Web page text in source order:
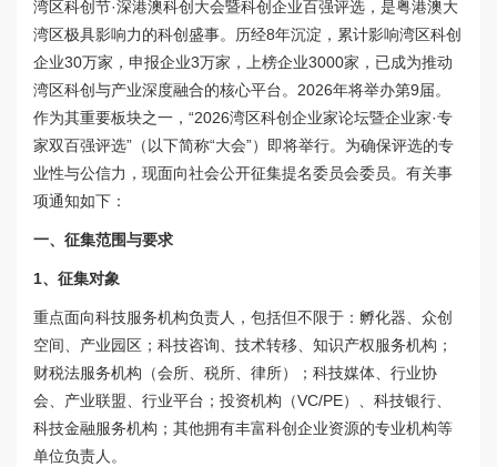
湾区科创节·深港澳科创大会暨科创企业百强评选，是粤港澳大
湾区极具影响力的科创盛事。历经8年沉淀，累计影响湾区科创
企业30万家，申报企业3万家，上榜企业3000家，已成为推动
湾区科创与产业深度融合的核心平台。2026年将举办第9届。
作为其重要板块之一，“2026湾区科创企业家论坛暨企业家·专
家双百强评选”（以下简称“大会”）即将举行。为确保评选的专
业性与公信力，现面向社会公开征集提名委员会委员。有关事
项通知如下：
一、征集范围与要求
1、征集对象
重点面向科技服务机构负责人，包括但不限于：孵化器、众创
空间、产业园区；科技咨询、技术转移、知识产权服务机构；
财税法服务机构（会所、税所、律所）；科技媒体、行业协
会、产业联盟、行业平台；投资机构（VC/PE）、科技银行、
科技金融服务机构；其他拥有丰富科创企业资源的专业机构等
单位负责人。